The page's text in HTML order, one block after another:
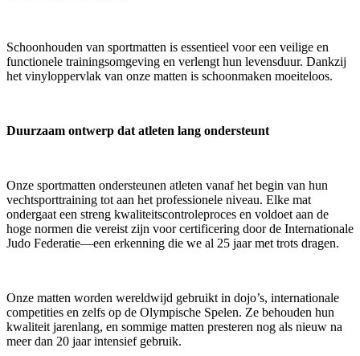
Schoonhouden van sportmatten is essentieel voor een veilige en
functionele trainingsomgeving en verlengt hun levensduur. Dankzij
het vinyloppervlak van onze matten is schoonmaken moeiteloos.
Duurzaam ontwerp dat atleten lang ondersteunt
Onze sportmatten ondersteunen atleten vanaf het begin van hun
vechtsporttraining tot aan het professionele niveau. Elke mat
ondergaat een streng kwaliteitscontroleproces en voldoet aan de
hoge normen die vereist zijn voor certificering door de Internationale
Judo Federatie—een erkenning die we al 25 jaar met trots dragen.
Onze matten worden wereldwijd gebruikt in dojo’s, internationale
competities en zelfs op de Olympische Spelen. Ze behouden hun
kwaliteit jarenlang, en sommige matten presteren nog als nieuw na
meer dan 20 jaar intensief gebruik.